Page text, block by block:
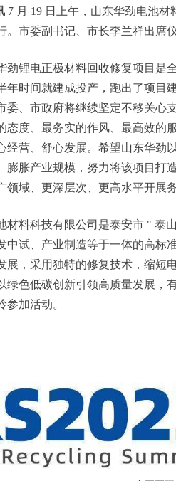
7 月 19 日上午，山东华劲电池
。市委副书记、市长李兰祥出席
劲锂电正极材料回收修复项目是
年时间就建成投产，跑出了项
委、市政府将继续坚定不移关心
态度、最务实的作风、最高效的
经营、舒心发展。希望山东华劲
膨胀产业规模，努力将该项目打
领域、更深层次、更高水平开展
材料科技有限公司是泰安市 " 泰
中试、产业制造等于一体的高标
展，采用独特的修复技术，缩短
绿色低碳创新引领高质量发展，
参加活动。